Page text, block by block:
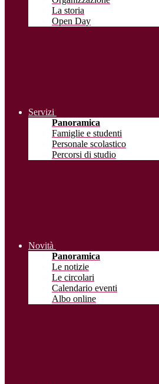
La storia
Open Day
Servizi
Panoramica
Famiglie e studenti
Personale scolastico
Percorsi di studio
Novità
Panoramica
Le notizie
Le circolari
Calendario eventi
Albo online